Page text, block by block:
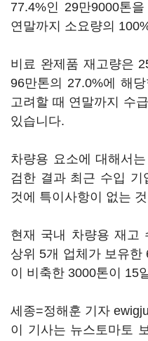
77.4%인 29만9000톤
연말까지 소요량의
비료 완제품 재고량은
96만톤의 27.0%에 해
고려할 때 연말까지 수
있습니다.
차량용 요소에 대해서
검한 결과 최근 수입 기
것에 특이사항이 없는
현재 국내 차량용 재고
상위 5개 업체가 보유한
이 비축한 3000톤이 15
세종=정해훈 기자
이 기사는 뉴스토마토